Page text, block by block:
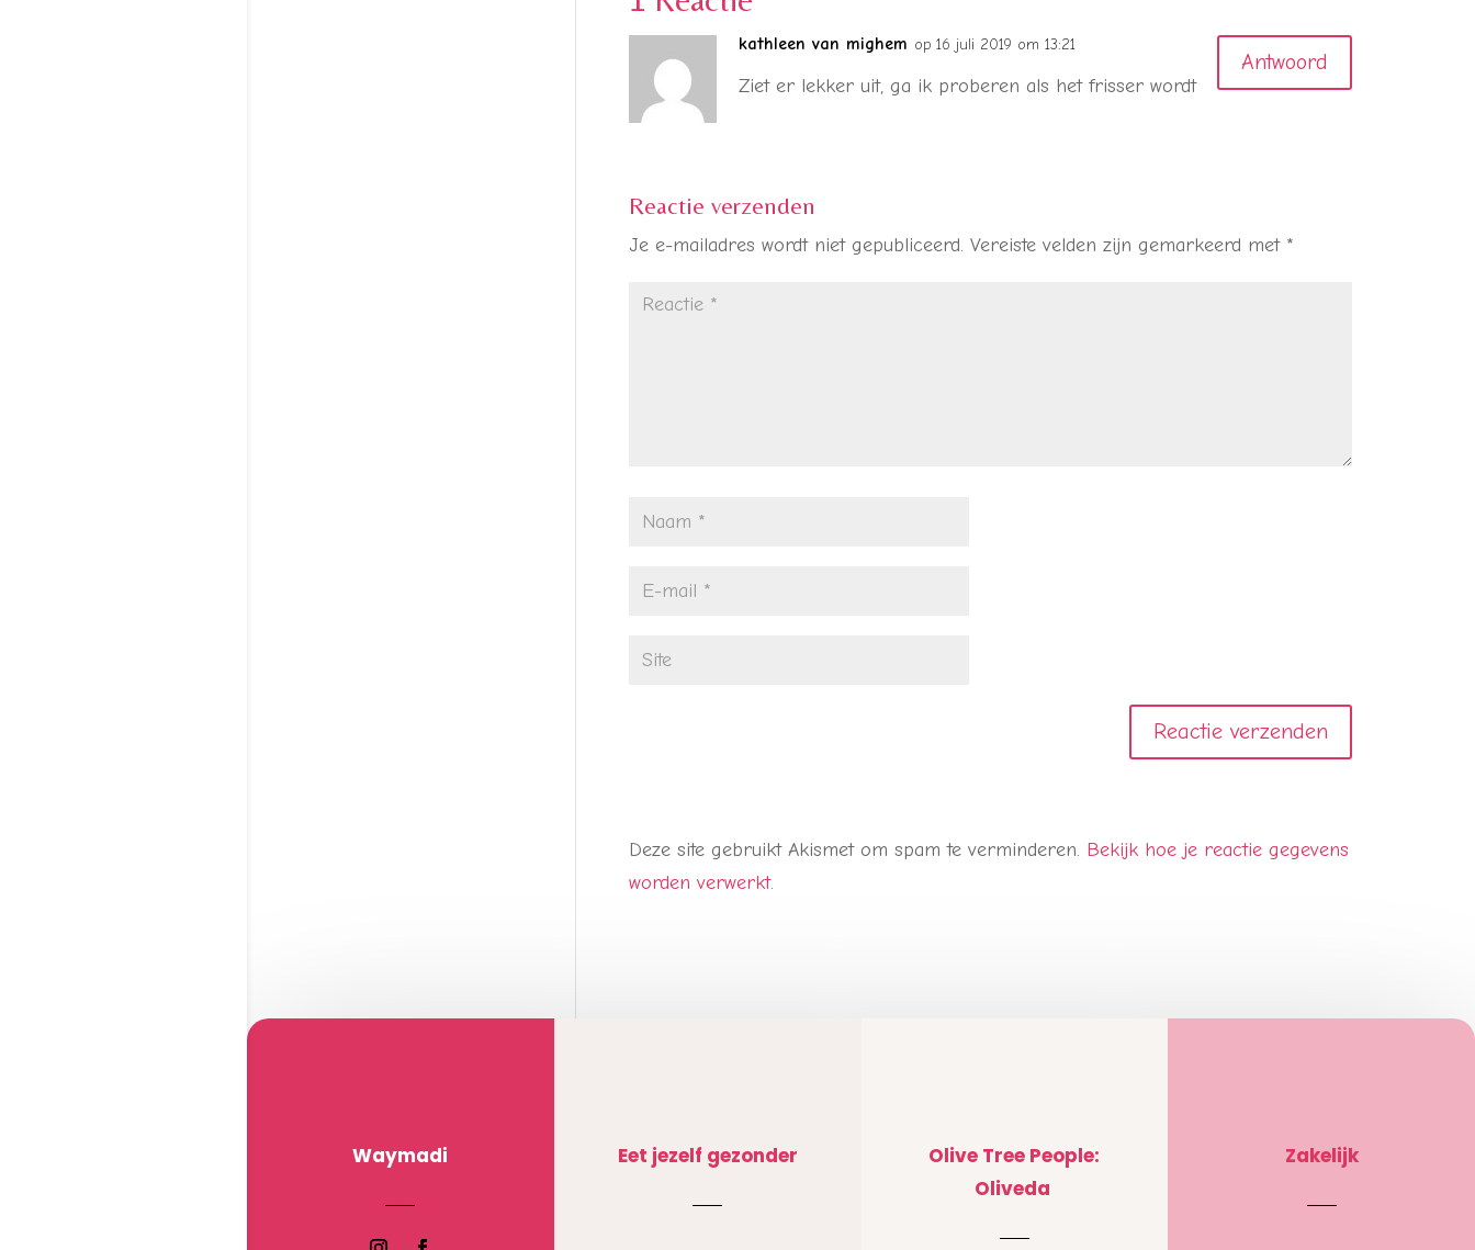
kathleen van mighem op 16 juli 2019 om 13:21
Ziet er lekker uit, ga ik proberen als het frisser wordt
Antwoord
Reactie verzenden
Je e-mailadres wordt niet gepubliceerd. Vereiste velden zijn gemarkeerd met *
Deze site gebruikt Akismet om spam te verminderen. Bekijk hoe je reactie gegevens
worden verwerkt.
Waymadi Eet jezelf gezonder
Olive Tree People:
Oliveda
Zakelijk